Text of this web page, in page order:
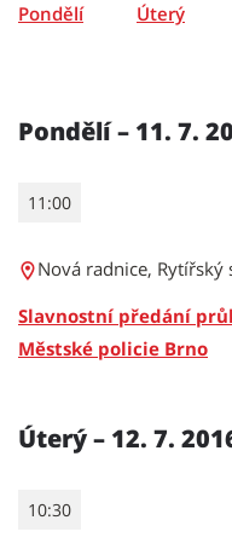
Pondělí Úterý
Pondělí – 11. 7.
11:00
Nová radnice, Rytířský
Slavnostní předání
Městské policie Brno
Úterý – 12. 7.
10:30